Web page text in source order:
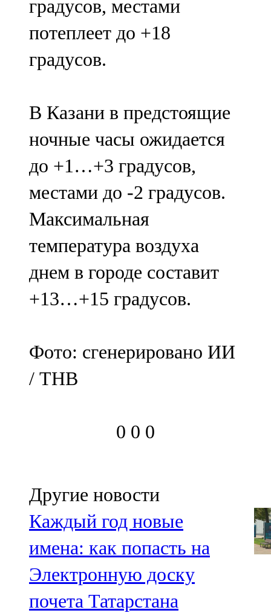
градусов, местами
потеплеет до +18
градусов.
В Казани в предстоящие
ночные часы ожидается
до +1…+3 градусов,
местами до -2 градусов.
Максимальная
температура воздуха
днем в городе составит
+13…+15 градусов.
Фото: сгенерировано ИИ
/ ТНВ
0 0 0
Другие новости
Каждый год новые
имена: как попасть на
Электронную доску
почета Татарстана